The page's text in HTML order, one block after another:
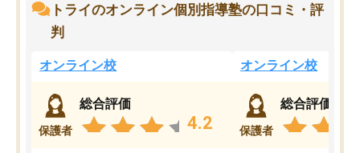
トライのオンライン個別指導塾の口コミ・評
判
オンライン校
保護者
総合評価
4.2
オンライン校
保護者
総合評価